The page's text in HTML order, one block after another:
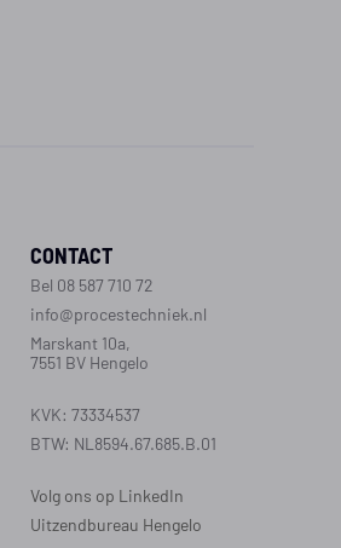
CONTACT
Bel 08 587 710 72
info@procestechniek.nl
Marskant 10a,
7551 BV Hengelo
KVK: 73334537
BTW: NL8594.67.685.B.01
Volg ons op LinkedIn
Uitzendbureau Hengelo